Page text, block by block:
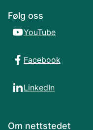
Følg oss
YouTube
Facebook
LinkedIn
Om nettstedet